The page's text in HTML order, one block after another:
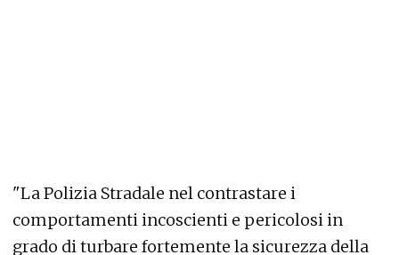
"La Polizia Stradale nel contrastare i
comportamenti incoscienti e pericolosi in
grado di turbare fortemente la sicurezza della